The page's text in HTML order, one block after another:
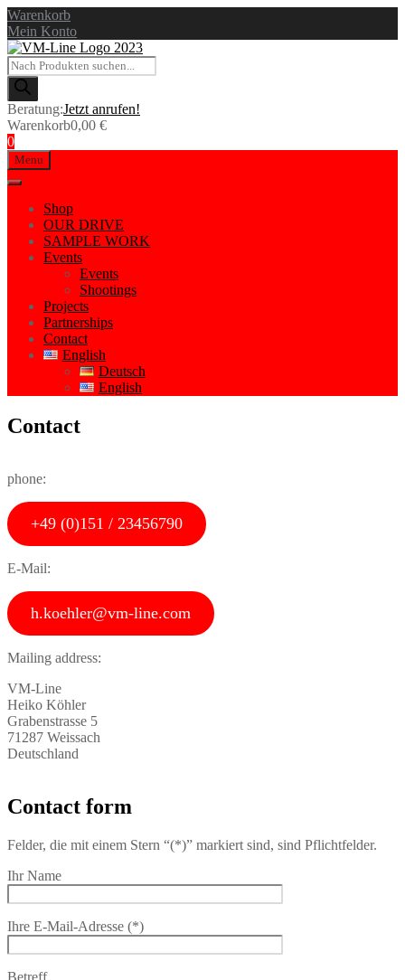
Warenkorb
Mein Konto
Products
search
Beratung:Jetzt anrufen!
Warenkorb0,00 €
0
Skip
to
content
Menu
Shop
OUR DRIVE
SAMPLE WORK
Events
Events
Shootings
Projects
Partnerships
Contact
English
Deutsch
English
Contact
phone:
+49 (0)151 / 23456790
E-Mail:
h.koehler@vm-line.com
Mailing address:
VM-Line
Heiko Köhler
Grabenstrasse 5
71287 Weissach
Deutschland
Contact form
Felder, die mit einem Stern “(*)” markiert sind, sind Pflichtfelder.
Ihr Name
Ihre E-Mail-Adresse (*)
Betreff